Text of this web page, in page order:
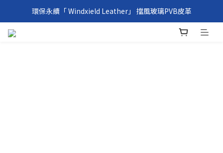
環保永續「 Windxield Leather」 擋風玻璃PVB皮革
環保永續「 Windxield Leather」 擋風玻璃PVB皮革
台港澳消費滿NT$1,000免運，其他地區NT$5,000NT免運